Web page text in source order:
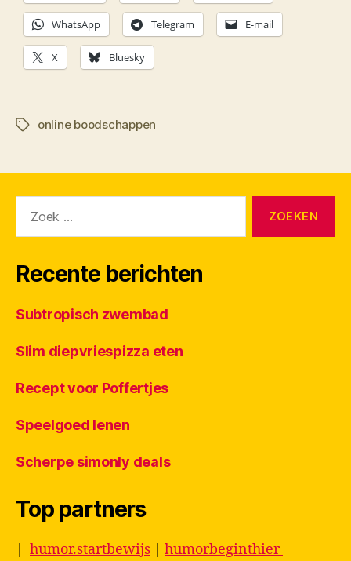
WhatsApp Telegram E-mail
X Bluesky
Tagsonline boodschappen
naar:
Recente berichten
Subtropisch zwembad
Slim diepvriespizza eten
Recept voor Poffertjes
Speelgoed lenen
Scherpe simonly deals
Top partners
humor.startbewijs
humorbeginthier